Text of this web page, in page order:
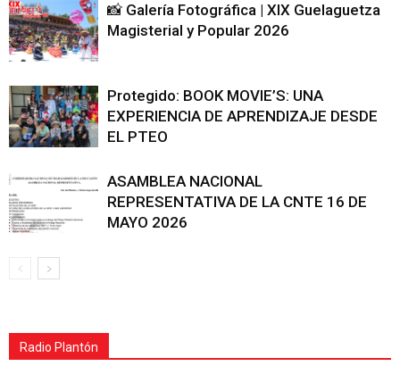
📸 Galería Fotográfica | XIX Guelaguetza
Magisterial y Popular 2026
Protegido: BOOK MOVIE’S: UNA
EXPERIENCIA DE APRENDIZAJE DESDE
EL PTEO
ASAMBLEA NACIONAL
REPRESENTATIVA DE LA CNTE 16 DE
MAYO 2026
Radio Plantón